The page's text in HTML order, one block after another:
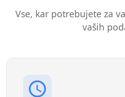
Vse, kar potrebujete za
vaših